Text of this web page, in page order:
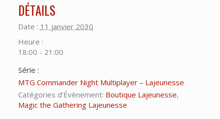
DÉTAILS
Date : 11 janvier 2030
Heure :
18:00 - 21:00
Série :
MTG Commander Night Multiplayer – Lajeunesse
Catégories d’Évènement: Boutique Lajeunesse,
Magic the Gathering Lajeunesse